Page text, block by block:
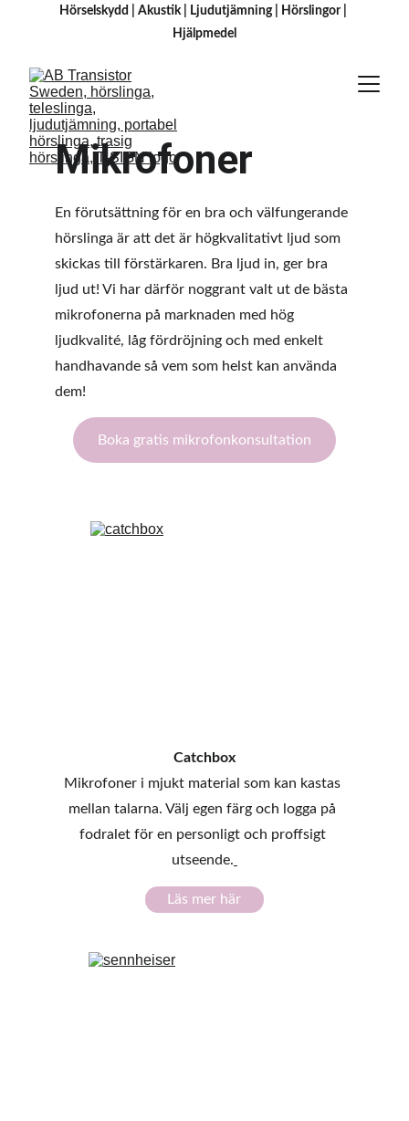
Hörselskydd Akustik | Ljudutjämning | Hörslingor |
H jälpmedel
Mikrofoner
En förutsättning för en bra och välfungerande
hörslinga är att det är högkvalitativt ljud som
skickas till förstärkaren. Bra ljud in, ger bra
ljud ut! Vi har därför noggrant valt ut de bästa
mikrofonerna på marknaden med hög
ljudkvalité, låg fördröjning och med enkelt
handhavande så vem som helst kan använda
dem!
Catchbox
Mikrofoner i mjukt material som kan kastas
mellan talarna. Välj egen färg och logga på
fodralet för en personligt och proffsigt
utseende.
Läs mer här
Boka gratis mikrofonkonsultation